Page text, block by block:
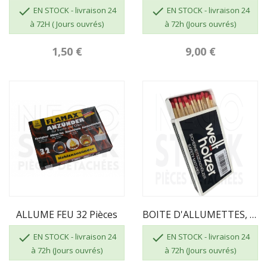
 EN STOCK - livraison 24
à 72H ( Jours ouvrés)
1,50 €
 EN STOCK - livraison 24
à 72h (Jours ouvrés)
9,00 €
ALLUME FEU 32 Pièces
 EN STOCK - livraison 24
à 72h (Jours ouvrés)
BOITE D'ALLUMETTES, 55 Pcs, Longueur 100 Mm
 EN STOCK - livraison 24
à 72h (Jours ouvrés)